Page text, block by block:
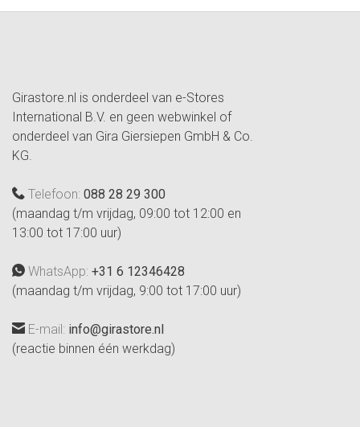
Girastore.nl is onderdeel van e-Stores
International B.V. en geen webwinkel of
onderdeel van Gira Giersiepen GmbH & Co.
KG.
Telefoon: 088 28 29 300
(maandag t/m vrijdag, 09:00 tot 12:00 en
13:00 tot 17:00 uur)
WhatsApp: +31 6 12346428
(maandag t/m vrijdag, 9:00 tot 17:00 uur)
E-mail: info@girastore.nl
(reactie binnen één werkdag)